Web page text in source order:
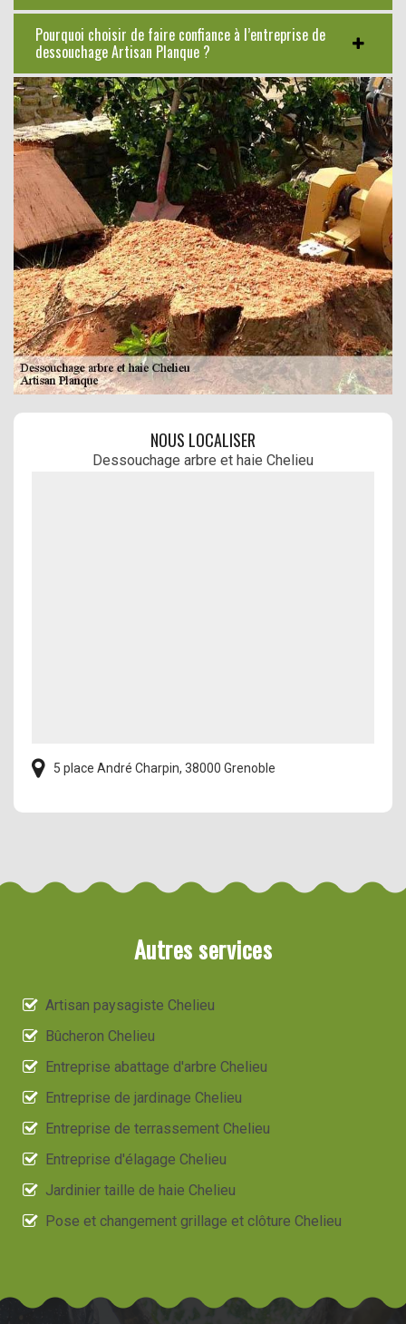
Pourquoi choisir de faire confiance à l’entreprise de
dessouchage Artisan Planque ?
NOUS LOCALISER
Dessouchage arbre et haie Chelieu
5 place André Charpin, 38000 Grenoble
Autres services
Artisan paysagiste Chelieu
Bûcheron Chelieu
Entreprise abattage d'arbre Chelieu
Entreprise de jardinage Chelieu
Entreprise de terrassement Chelieu
Entreprise d'élagage Chelieu
Jardinier taille de haie Chelieu
Pose et changement grillage et clôture Chelieu